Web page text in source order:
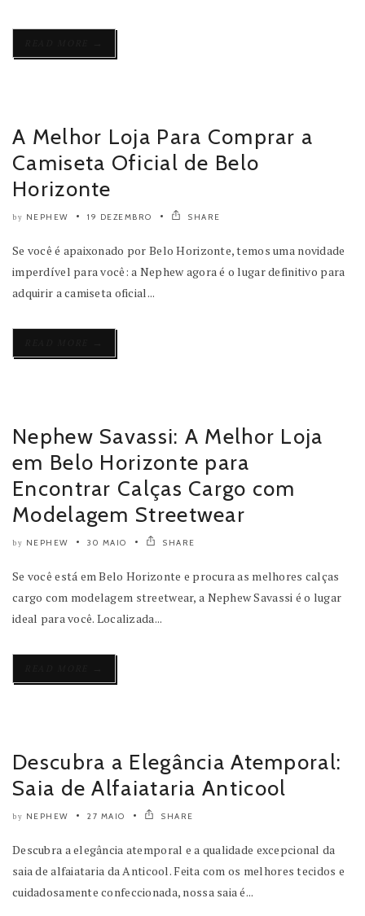
A Melhor Loja Para Comprar a
Camiseta Oficial de Belo
Horizonte
by NEPHEW 19 DEZEMBRO SHARE
Se você é apaixonado por Belo Horizonte, temos uma novidade
imperdível para você: a Nephew agora é o lugar definitivo para
adquirir a camiseta oficial...
Nephew Savassi: A Melhor Loja
em Belo Horizonte para
Encontrar Calças Cargo com
Modelagem Streetwear
by NEPHEW 30 MAIO SHARE
Se você está em Belo Horizonte e procura as melhores calças
cargo com modelagem streetwear, a Nephew Savassi é o lugar
ideal para você. Localizada...
Descubra a Elegância Atemporal:
Saia de Alfaiataria Anticool
by NEPHEW 27 MAIO SHARE
Descubra a elegância atemporal e a qualidade excepcional da
saia de alfaiataria da Anticool. Feita com os melhores tecidos e
cuidadosamente confeccionada, nossa saia é...